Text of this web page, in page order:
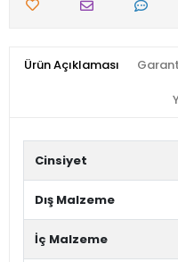
Ürün Açıklaması
Cinsiyet
Dış Malzeme
İç Malzeme